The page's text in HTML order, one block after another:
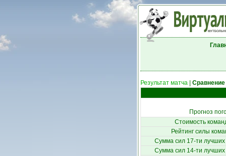
Результат матча
Сравнение
Прогноз
Стоимость
Рейтинг силы
Сумма сил 17-ти лучших
Сумма сил 14-ти лучших